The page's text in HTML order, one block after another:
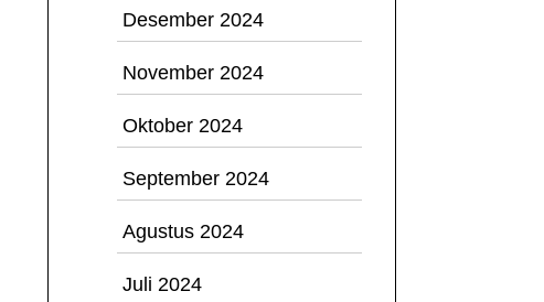
Desember 2024
November 2024
Oktober 2024
September 2024
Agustus 2024
Juli 2024